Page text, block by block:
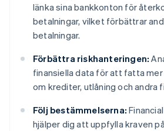
länka sina bankkonton för
betalningar, vilket förbättrar
betalningar.
Förbättra riskhanteringen:
finansiella data för att fatta
om krediter, utlåning och andra
Följ bestämmelserna:
hjälper dig att uppfylla kraven